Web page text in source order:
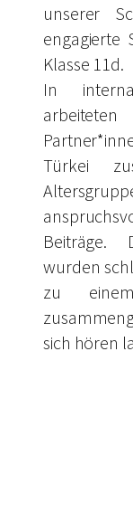
unserer
engagierte
Klasse 11d.
In
Türkei
Beiträge.
wurden
zu
sich hören